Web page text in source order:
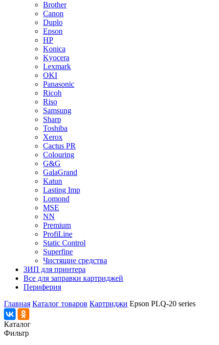
Brother
Canon
Duplo
Epson
HP
Konica
Kyocera
Lexmark
OKI
Panasonic
Ricoh
Riso
Samsung
Sharp
Toshiba
Xerox
Cactus PR
Colouring
G&G
GalaGrand
Katun
Lasting Imp
Lomond
MSE
NN
Premium
ProfiLine
Static Control
Superfine
Чистящие средства
ЗИП для принтера
Все для заправки картриджей
Периферия
Главная Каталог товаров Картриджи Epson PLQ-20 series
Каталог
Фильтр